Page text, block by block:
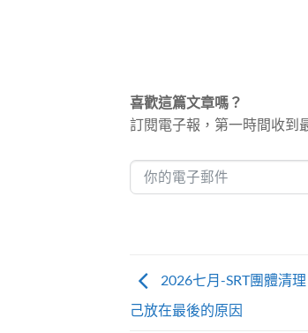
喜歡這篇文章嗎？
訂閱電子報，第一時間收到
2026七月-SRT團體清
己放在最後的原因